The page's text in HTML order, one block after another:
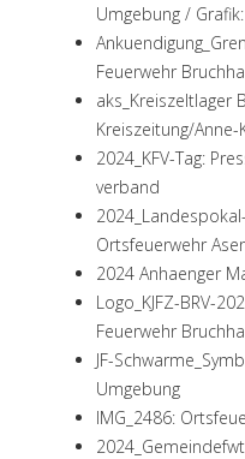
Umgebung /
Feuerwehr
aks_Kreiszeltlager
Kreiszeitung/Anne-
2024_KFV-Tag:
verband
Ortsfeuerwehr
2024 Anhaenger
Logo_KJFZ-BRV-
Feuerwehr
JF-
Umgebung
IMG_2486: